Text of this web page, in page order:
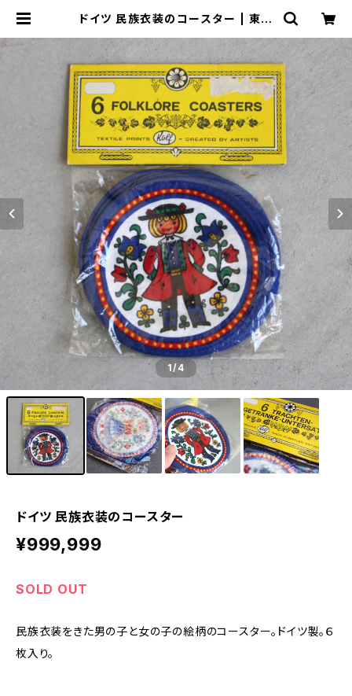
ドイツ 民族衣装のコースター | 東京
1/4
ドイツ 民族衣装のコースター
¥999,999
SOLD OUT
民族衣装をきた男の子と女の子の絵柄のコースター。ドイツ製。６
枚入り。